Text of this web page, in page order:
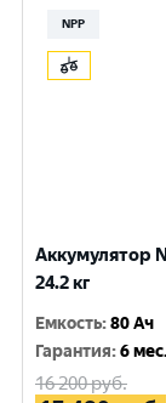
NPP
Аккумулятор
24.2 кг
Емкость:80 Ач
Гарантия:6 мес.
16 200руб.